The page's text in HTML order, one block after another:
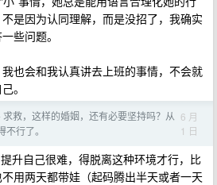
是因为认同理解，而是没招了，我确实
些问题。
也会和我认真讲去上班的事情，不会就
。
求救，这样的婚姻，还有必要坚持吗？从
行了。
6 月
1 日
升自己很难，得脱离这种环境才行，比
用两天都带娃（起码腾出半天或者一天